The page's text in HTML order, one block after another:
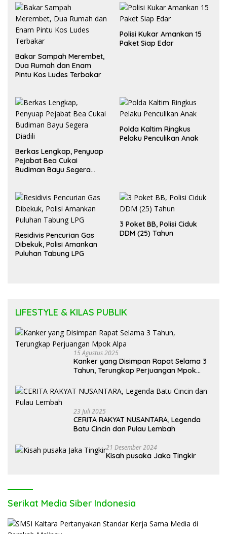
Bakar Sampah Merembet,
Dua Rumah dan Enam
Pintu Kos Ludes Terbakar
Polisi Kukar Amankan 15
Paket Siap Edar
Berkas Lengkap, Penyuap
Pejabat Bea Cukai
Budiman Bayu Segera
Polda Kaltim Ringkus
Pelaku Penculikan Anak
Residivis Pencurian Gas
Dibekuk, Polisi Amankan
Puluhan Tabung LPG
3 Poket BB, Polisi Ciduk
DDM (25) Tahun
LIFESTYLE & KILAS PUBLIK
15 Agustus 2025
Kanker yang Disimpan Rapat Selama 3
Tahun, Terungkap Perjuangan Mpok
23 Juli 2025
CERITA RAKYAT NUSANTARA, Legenda
Batu Cincin dan Pulau Lembah
21 Desember 2024
Kisah pusaka Jaka Tingkir
Serikat Media Siber Indonesia